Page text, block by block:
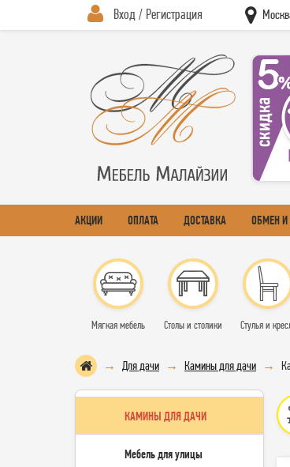
Вход / Регистрация
АКЦИИ ОПЛАТА ДОСТАВКА ОБМЕН И
Мягкая мебель Столы и столики Стулья и
Для дачи Камины для дачи
КАМИНЫ ДЛЯ ДАЧИ
Мебель для улицы